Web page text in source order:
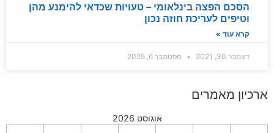
הסכם הפצה בינלאומי – טעויות שכדאי להימנע מהן
וטיפים לעריכת חוזה נכון
קרא עוד »
דצמבר 30, 2021 ספטמבר 6, 2025
ארכיון מאמרים
אוגוסט 2026